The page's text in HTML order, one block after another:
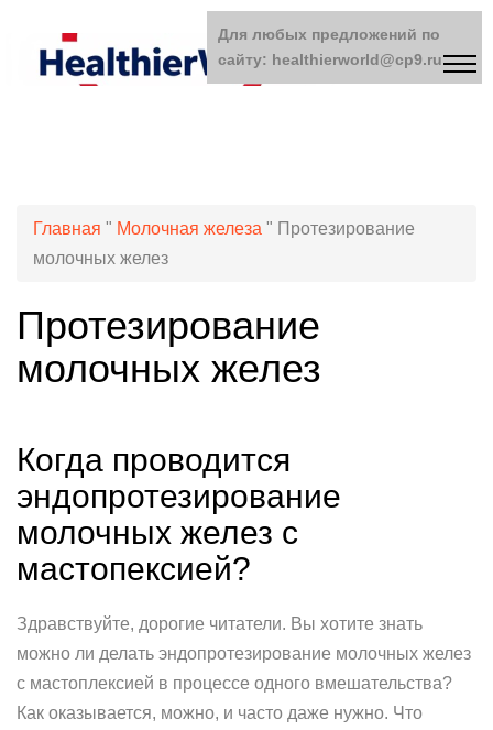
Главная " Молочная железа " Протезирование
молочных желез
Протезирование
молочных желез
Когда проводится
эндопротезирование
молочных желез с
мастопексией?
Здравствуйте, дорогие читатели. Вы хотите знать
можно ли делать эндопротезирование молочных желез
с мастоплексией в процессе одного вмешательства?
Как оказывается, можно, и часто даже нужно. Что
Для любых предложений по
сайту: healthierworld@cp9.ru